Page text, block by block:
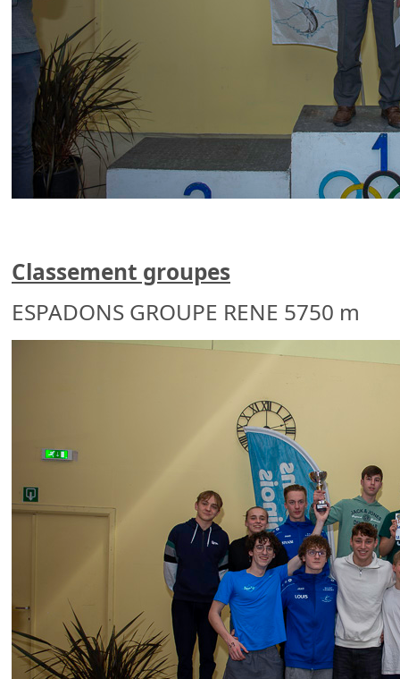
Classement groupes
ESPADONS GROUPE RENE 5750 m